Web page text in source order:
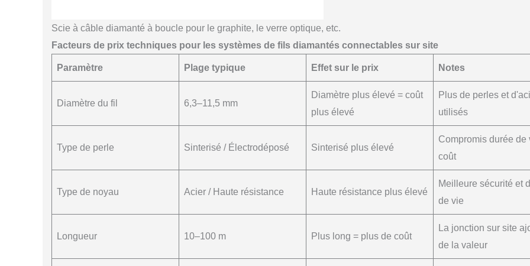
Scie à câble diamanté à boucle pour le graphite, le verre optique, etc.
Facteurs de prix techniques pour les systèmes de fils diamantés connectables sur site
Paramètre Plage typique Effet sur le prix Notes
Diamètre du fil 6,3–11,5 mm
Diamètre plus élevé = coût
plus élevé
Plus de perles et
utilisés
Type de perle Sinterisé / Électrodéposé Sinterisé plus élevé
Compromis durée de
coût
Type de noyau Acier / Haute résistance Haute résistance plus élevé
Meilleure sécurité et
de vie
Longueur 10–100 m Plus long = plus de coût
La jonction sur site
de la valeur